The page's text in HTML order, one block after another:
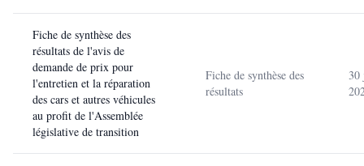
Fiche de synthèse des
résultats de l'avis de
demande de prix pour
l'entretien et la réparation
des cars et autres véhicules
au profit de l'Assemblée
législative de transition
Fiche de synthèse des
résultats
30